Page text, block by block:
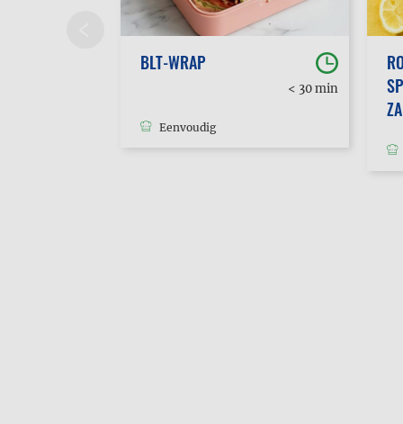
BLT-WRAP
< 30 min
Eenvoudig